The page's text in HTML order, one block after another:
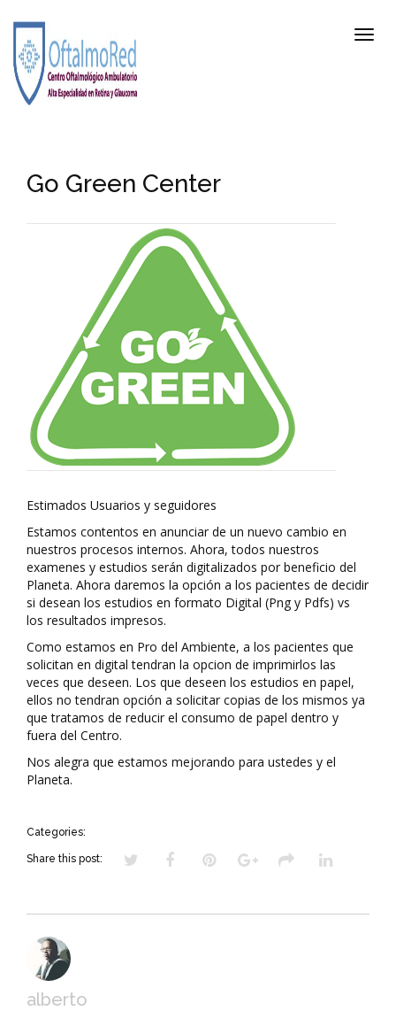
Go Green Center
Estimados Usuarios y seguidores
Estamos contentos en anunciar de un nuevo cambio en
nuestros procesos internos. Ahora, todos nuestros
examenes y estudios serán digitalizados por beneficio del
Planeta. Ahora daremos la opción a los pacientes de decidir
si desean los estudios en formato Digital (Png y Pdfs) vs
los resultados impresos.
Como estamos en Pro del Ambiente, a los pacientes que
solicitan en digital tendran la opcion de imprimirlos las
veces que deseen. Los que deseen los estudios en papel,
ellos no tendran opción a solicitar copias de los mismos ya
que tratamos de reducir el consumo de papel dentro y
fuera del Centro.
Nos alegra que estamos mejorando para ustedes y el
Planeta.
Categories:
Share this post:
alberto